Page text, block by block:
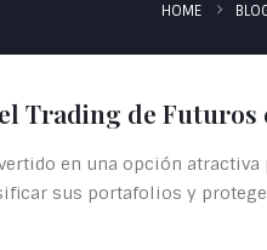
HOME
Trading de Futuros
en una opción
sus portafolios y